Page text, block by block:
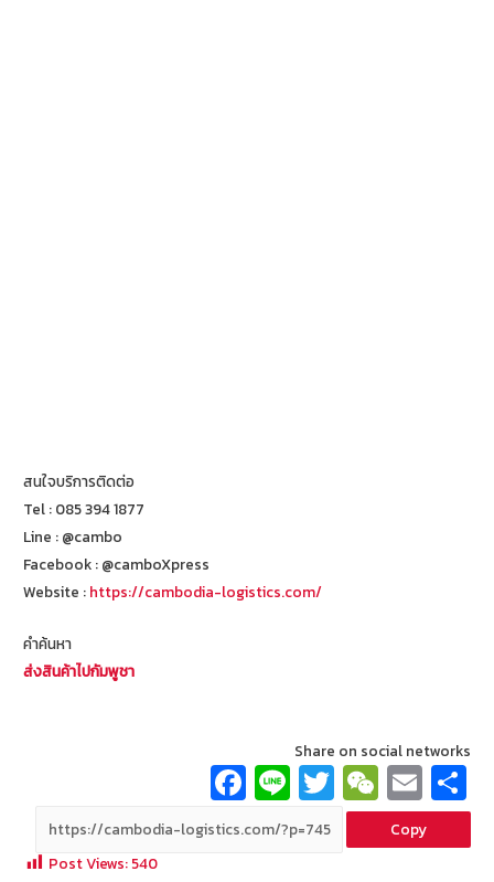
สนใจบริการติดต่อ
Tel : 085 394 1877
Line : @cambo
Facebook : @camboXpress
Website : https://cambodia-logistics.com/
คำค้นหา
ส่งสินค้าไปกัมพูชา
Share on social networks
Fa
ce
Li
n
T
wi
tt
W
e
C
E
m
ai
Copy
Post Views: 540